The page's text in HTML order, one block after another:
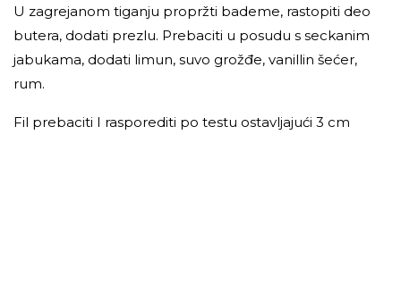
U zagrejanom tiganju propržti bademe, rastopiti deo
butera, dodati prezlu. Prebaciti u posudu s seckanim
jabukama, dodati limun, suvo grožđe, vanillin šećer,
rum.
Fil prebaciti I rasporediti po testu ostavljajući 3 cm